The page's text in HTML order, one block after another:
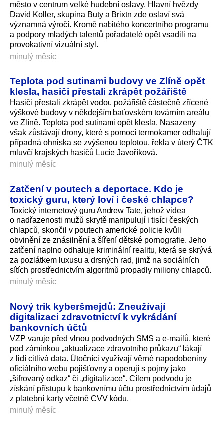
město v centrum velké hudební oslavy. Hlavní hvězdy
David Koller, skupina Buty a Brixtn zde oslaví svá
významná výročí. Kromě nabitého koncertního programu
a podpory mladých talentů pořadatelé opět vsadili na
provokativní vizuální styl.
minulý měsíc
Teplota pod sutinami budovy ve Zlíně opět
klesla, hasiči přestali zkrápět požářiště
Hasiči přestali zkrápět vodou požářiště částečně zřícené
výškové budovy v někdejším baťovském továrním areálu
ve Zlíně. Teplota pod sutinami opět klesla. Nasazeny
však zůstávají drony, které s pomocí termokamer odhalují
případná ohniska se zvýšenou teplotou, řekla v úterý ČTK
mluvčí krajských hasičů Lucie Javoříková.
minulý měsíc
Zatčení v poutech a deportace. Kdo je
toxický guru, který loví i české chlapce?
Toxický internetový guru Andrew Tate, jehož videa
o nadřazenosti mužů skrytě manipulují i tisíci českých
chlapců, skončil v poutech americké policie kvůli
obvinění ze znásilnění a šíření dětské pornografie. Jeho
zatčení naplno odhaluje kriminální realitu, která se skrývá
za pozlátkem luxusu a drsných rad, jimž na sociálních
sítích prostřednictvím algoritmů propadly miliony chlapců.
minulý měsíc
Nový trik kyberšmejdů: Zneužívají
digitalizaci zdravotnictví k vykrádání
bankovních účtů
VZP varuje před vlnou podvodných SMS a e-mailů, které
pod záminkou „aktualizace zdravotního průkazu“ lákají
z lidí citlivá data. Útočníci využívají věrné napodobeniny
oficiálního webu pojišťovny a operují s pojmy jako
„šifrovaný odkaz“ či „digitalizace“. Cílem podvodu je
získání přístupu k bankovnímu účtu prostřednictvím údajů
z platební karty včetně CVV kódu.
minulý měsíc